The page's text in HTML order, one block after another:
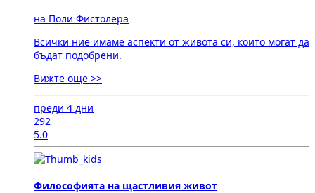
на Поли Фистолера
Всички ние имаме аспекти от живота си, които могат да
бъдат подобрени.
Вижте още >>
преди 4 дни
292
5.0
Философията на щастливия живот